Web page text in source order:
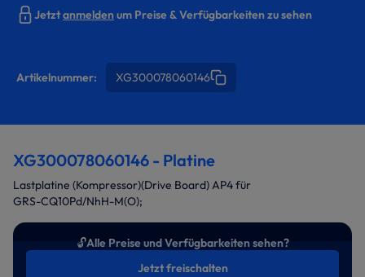
Jetztanmeldenum Preise & Verfügbarkeiten zu sehen
Artikelnummer: XG300078060146
XG300078060146 - Platine
Lastplatine (Kompressor)(Drive Board) AP4 für
GRS-CQ10Pd/NhH-M(O);
🔓Alle Preise und Verfügbarkeiten sehen?
Jetzt freischalten